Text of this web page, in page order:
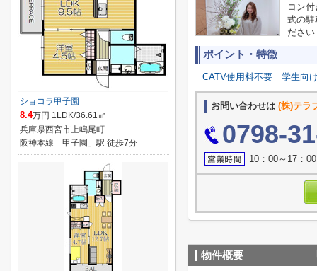
コン
式の駐
ださ
ポイント・特徴
CATV使用料不要 学生向
お問い合わせは (株)テラ
0798-
10：00～17：
物件概要
ショコラ甲子園
8.4万円 1LDK/36.61㎡
兵庫県西宮市上鳴尾町
阪神本線「甲子園」駅 徒歩7分